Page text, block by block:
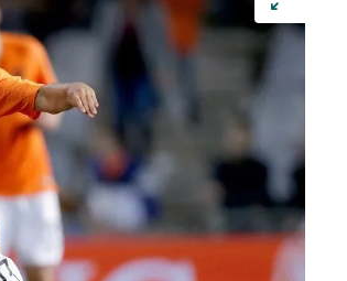
almak için lütfentıklayınız